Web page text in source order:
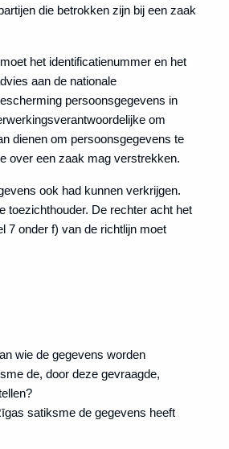
die betrokken zijn bij een zaak
het identificatienummer en het
aan de nationale
persoonsgegevens in
om
dienen om persoonsgegevens te
over een zaak mag verstrekken.
ook had kunnen verkrijgen.
toezichthouder. De rechter acht het
7 onder f) van de richtlijn moet
wie de gegevens worden
de, door deze gevraagde,
satiksme de gegevens heeft